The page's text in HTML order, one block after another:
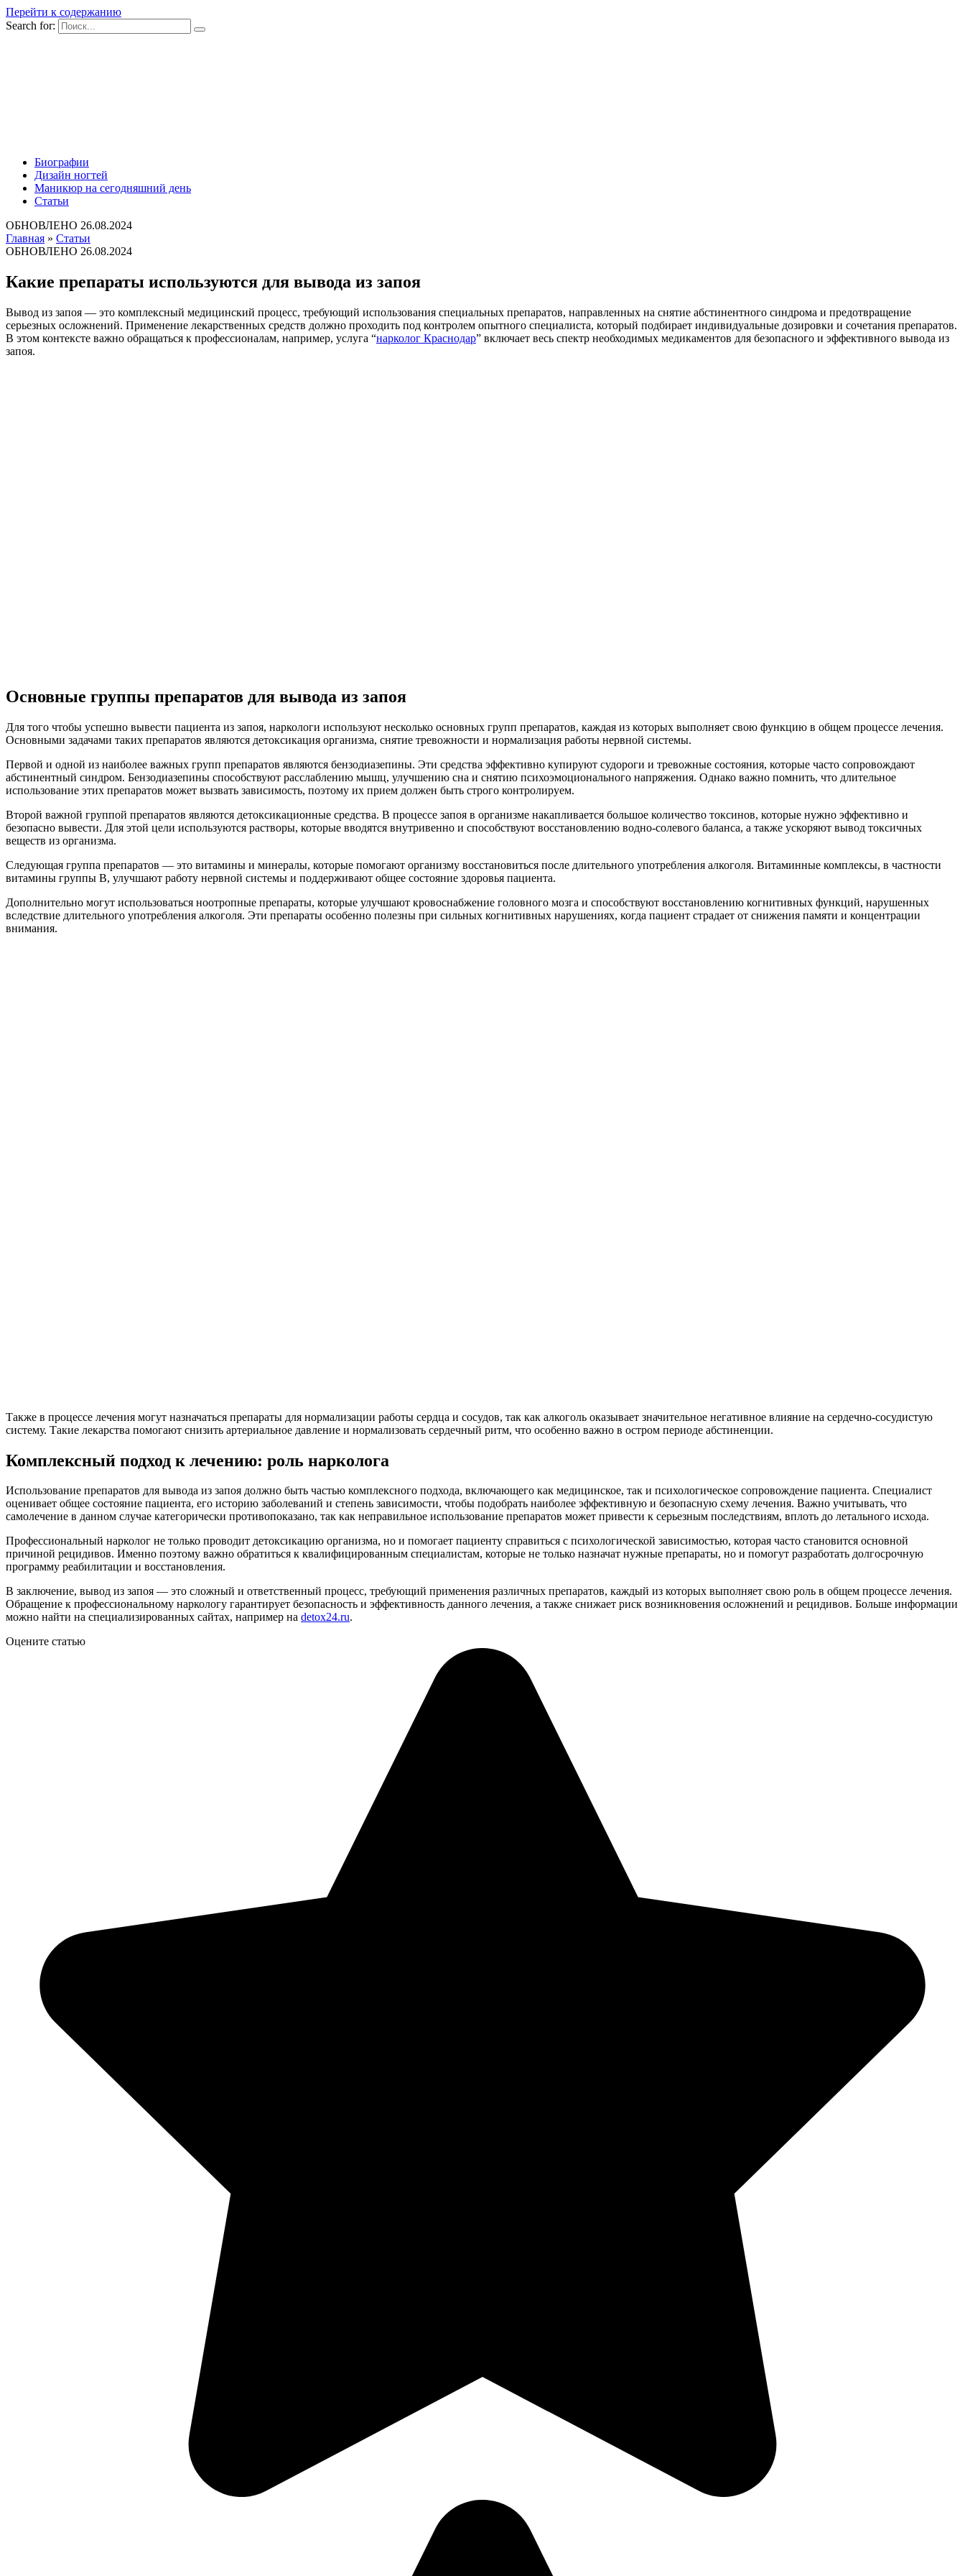
Перейти к содержанию
Search for:
Биографии
Дизайн ногтей
Маникюр на сегодняшний день
Статьи
ОБНОВЛЕНО 26.08.2024
Главная » Статьи
ОБНОВЛЕНО 26.08.2024
Какие препараты используются для вывода из запоя
Вывод из запоя — это комплексный медицинский процесс, требующий использования специальных препаратов, направленных на снятие абстинентного синдрома и предотвращение
серьезных осложнений. Применение лекарственных средств должно проходить под контролем опытного специалиста, который подбирает индивидуальные дозировки и сочетания препаратов.
В этом контексте важно обращаться к профессионалам, например, услуга “нарколог Краснодар” включает весь спектр необходимых медикаментов для безопасного и эффективного вывода из
запоя.
Основные группы препаратов для вывода из запоя
Для того чтобы успешно вывести пациента из запоя, наркологи используют несколько основных групп препаратов, каждая из которых выполняет свою функцию в общем процессе лечения.
Основными задачами таких препаратов являются детоксикация организма, снятие тревожности и нормализация работы нервной системы.
Первой и одной из наиболее важных групп препаратов являются бензодиазепины. Эти средства эффективно купируют судороги и тревожные состояния, которые часто сопровождают
абстинентный синдром. Бензодиазепины способствуют расслаблению мышц, улучшению сна и снятию психоэмоционального напряжения. Однако важно помнить, что длительное
использование этих препаратов может вызвать зависимость, поэтому их прием должен быть строго контролируем.
Второй важной группой препаратов являются детоксикационные средства. В процессе запоя в организме накапливается большое количество токсинов, которые нужно эффективно и
безопасно вывести. Для этой цели используются растворы, которые вводятся внутривенно и способствуют восстановлению водно-солевого баланса, а также ускоряют вывод токсичных
веществ из организма.
Следующая группа препаратов — это витамины и минералы, которые помогают организму восстановиться после длительного употребления алкоголя. Витаминные комплексы, в частности
витамины группы B, улучшают работу нервной системы и поддерживают общее состояние здоровья пациента.
Дополнительно могут использоваться ноотропные препараты, которые улучшают кровоснабжение головного мозга и способствуют восстановлению когнитивных функций, нарушенных
вследствие длительного употребления алкоголя. Эти препараты особенно полезны при сильных когнитивных нарушениях, когда пациент страдает от снижения памяти и концентрации
внимания.
Также в процессе лечения могут назначаться препараты для нормализации работы сердца и сосудов, так как алкоголь оказывает значительное негативное влияние на сердечно-сосудистую
систему. Такие лекарства помогают снизить артериальное давление и нормализовать сердечный ритм, что особенно важно в остром периоде абстиненции.
Комплексный подход к лечению: роль нарколога
Использование препаратов для вывода из запоя должно быть частью комплексного подхода, включающего как медицинское, так и психологическое сопровождение пациента. Специалист
оценивает общее состояние пациента, его историю заболеваний и степень зависимости, чтобы подобрать наиболее эффективную и безопасную схему лечения. Важно учитывать, что
самолечение в данном случае категорически противопоказано, так как неправильное использование препаратов может привести к серьезным последствиям, вплоть до летального исхода.
Профессиональный нарколог не только проводит детоксикацию организма, но и помогает пациенту справиться с психологической зависимостью, которая часто становится основной
причиной рецидивов. Именно поэтому важно обратиться к квалифицированным специалистам, которые не только назначат нужные препараты, но и помогут разработать долгосрочную
программу реабилитации и восстановления.
В заключение, вывод из запоя — это сложный и ответственный процесс, требующий применения различных препаратов, каждый из которых выполняет свою роль в общем процессе лечения.
Обращение к профессиональному наркологу гарантирует безопасность и эффективность данного лечения, а также снижает риск возникновения осложнений и рецидивов. Больше информации
можно найти на специализированных сайтах, например на detox24.ru.
Оцените статью